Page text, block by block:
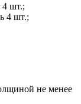
4 шт.;
4 шт.;
не менее